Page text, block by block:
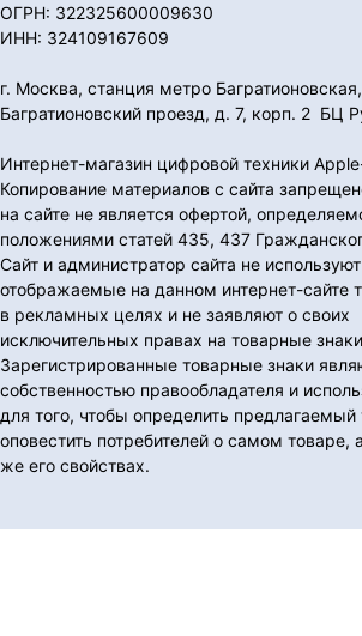
ОГРН: 322325600009630
ИНН: 324109167609
г. Москва, станция метро Багратионовская,
Багратионовский проезд, д. 7, корп. 2 БЦ
Интернет-магазин цифровой техники
Копирование материалов с сайта
на сайте не является офертой,
положениями статей 435, 437
Сайт и администратор сайта не используют
отображаемые на данном интернет-сайте
в рекламных целях и не заявляют о своих
исключительных правах на товарные
Зарегистрированные товарные знаки
собственностью правообладателя и
для того, чтобы определить предлагаемый
оповестить потребителей о самом товаре,
же его свойствах.